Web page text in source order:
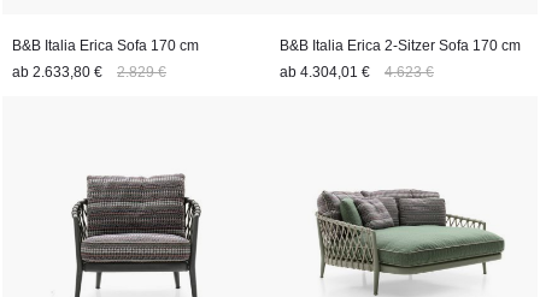
B&B Italia Erica Sofa 170 cm
ab 2.633,80 € 2.829 €
B&B Italia Erica 2-Sitzer Sofa 170 cm
ab 4.304,01 € 4.623 €